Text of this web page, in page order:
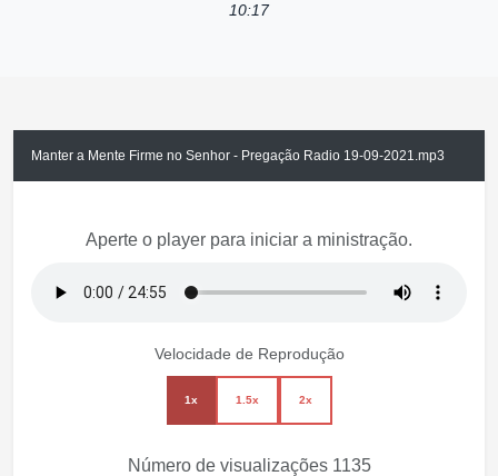
10:17
Manter a Mente Firme no Senhor - Pregação Radio 19-09-2021.mp3
Aperte o player para iniciar a ministração.
Velocidade de Reprodução
1x 1.5x 2x
Número de visualizações 1135